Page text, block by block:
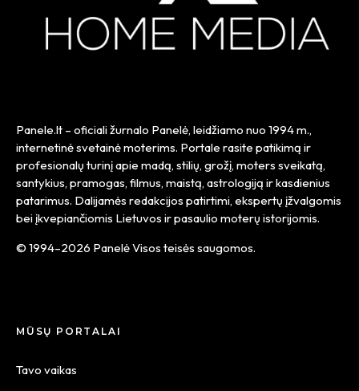
Panele.lt – oficiali žurnalo Panelė, leidžiamo nuo 1994 m.,
internetinė svetainė moterims. Portale rasite patikimą ir
profesionalų turinį apie madą, stilių, grožį, moters sveikatą,
santykius, pramogas, filmus, maistą, astrologiją ir kasdienius
patarimus. Dalijamės redakcijos patirtimi, ekspertų įžvalgomis
bei įkvepiančiomis Lietuvos ir pasaulio moterų istorijomis.
© 1994–2026 Panelė Visos teisės saugomos.
MŪSŲ PORTALAI
Tavo vaikas